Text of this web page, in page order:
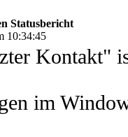
Statusbericht
10:34:45
Kontakt"
im